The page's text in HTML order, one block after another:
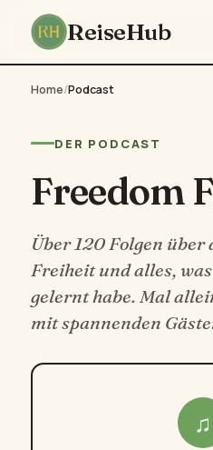
ReiseHub
Home/Podcast
DER PODCAST
Freedom
Über 120 Folgen über
Freiheit und alles,
gelernt habe. Mal
mit spannenden
♫